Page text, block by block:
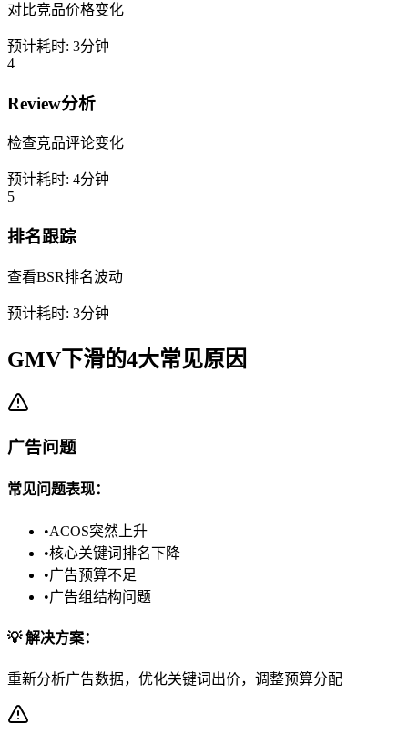
对比竞品价格变化
预计耗时: 3分钟
4
Review分析
检查竞品评论变化
预计耗时: 4分钟
5
排名跟踪
查看BSR排名波动
预计耗时: 3分钟
GMV下滑的4大常见原因
广告问题
常见问题表现：
•ACOS突然上升
•核心关键词排名下降
•广告预算不足
•广告组结构问题
💡 解决方案：
重新分析广告数据，优化关键词出价，调整预算分配